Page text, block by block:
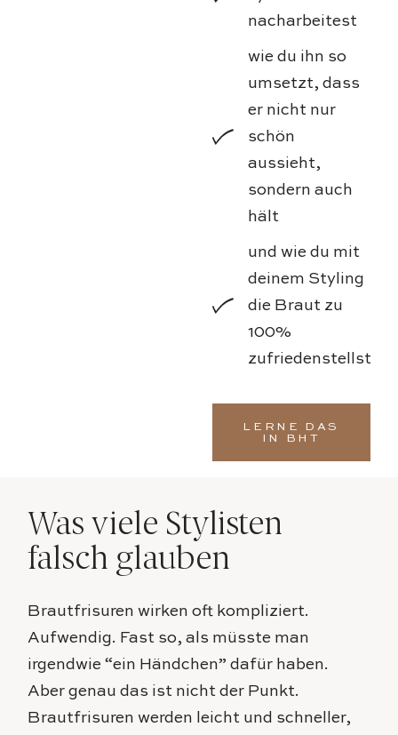
nacharbeitest
wie du ihn so
umsetzt, dass
er nicht nur
schön
aussieht,
sondern auch
hält
und wie du mit
deinem Styling
die Braut zu
100%
zufriedenstellst
LERNE DAS
IN BHT
Was viele Stylisten
falsch glauben
Brautfrisuren wirken oft kompliziert.
Aufwendig. Fast so, als müsste man
irgendwie “ein Händchen” dafür haben.
Aber genau das ist nicht der Punkt.
Brautfrisuren werden leicht und schneller,